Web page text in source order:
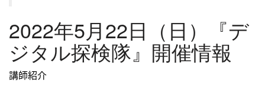
2022年5月22日（日）『デ
ジタル探検隊』開催情報
講師紹介